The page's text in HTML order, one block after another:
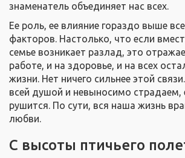
знаменатель объединяет нас всех.
Ее роль, ее влияние гораздо выше
факторов. Настолько, что если
семье возникает разлад, это
работе, и на здоровье, и на всех
жизни. Нет ничего сильнее этой
всей душой и невыносимо страдаем,
рушится. По сути, вся наша жизнь
любви.
С высоты птичьего